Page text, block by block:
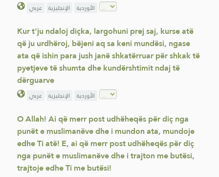
عربي الإنجليزية الأوردية
Kur t'ju ndaloj diçka, largohuni prej saj, kurse atë
që ju urdhëroj, bëjeni aq sa keni mundësi, ngase
ata që ishin para jush janë shkatërruar për shkak të
pyetjeve të shumta dhe kundërshtimit ndaj të
dërguarve
عربي الإنجليزية الأوردية
O Allah! Ai që merr post udhëheqës për diç nga
punët e muslimanëve dhe i mundon ata, mundoje
edhe Ti atë! E, ai që merr post udhëheqës për diç
nga punët e muslimanëve dhe i trajton me butësi,
trajtoje edhe Ti me butësi!